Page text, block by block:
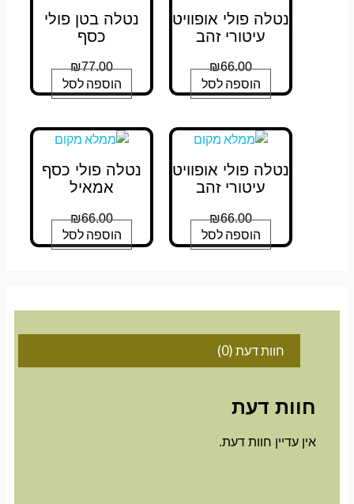
נטלה פולי אופוויט
עיטורי זהב
₪66.00
הוספה לסל
נטלה בטן פולי
כסף
₪77.00
הוספה לסל
נטלה פולי אופוויט
עיטורי זהב
₪66.00
הוספה לסל
נטלה פולי כסף
אמאיל
₪66.00
הוספה לסל
חוות דעת (0)
חוות דעת
אין עדיין חוות דעת.